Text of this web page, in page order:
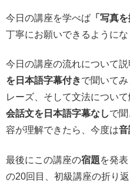
今日の講座を学べば 「写真
丁寧にお願いできるようにな
今日の講座の流れについて
を日本語字幕付きで聞いて
レーズ、そして文法につい
会話文を日本語字幕なしで
容が理解できたら、今度は音
最後にこの講座の宿題を発
の20回目、初級講座の折り